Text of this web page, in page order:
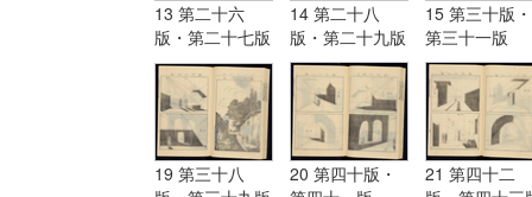
13 第二十六
版・第二十七版
14 第二十八
版・第二十九版
15 第三十版・
第三十一版
19 第三十八
20 第四十版・
21 第四十二